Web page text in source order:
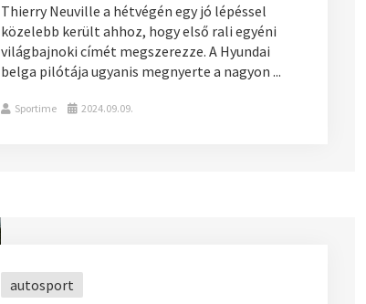
Thierry Neuville a hétvégén egy jó lépéssel
közelebb került ahhoz, hogy első rali egyéni
világbajnoki címét megszerezze. A Hyundai
belga pilótája ugyanis megnyerte a nagyon ...
Sportime 2024.09.09.
autosport